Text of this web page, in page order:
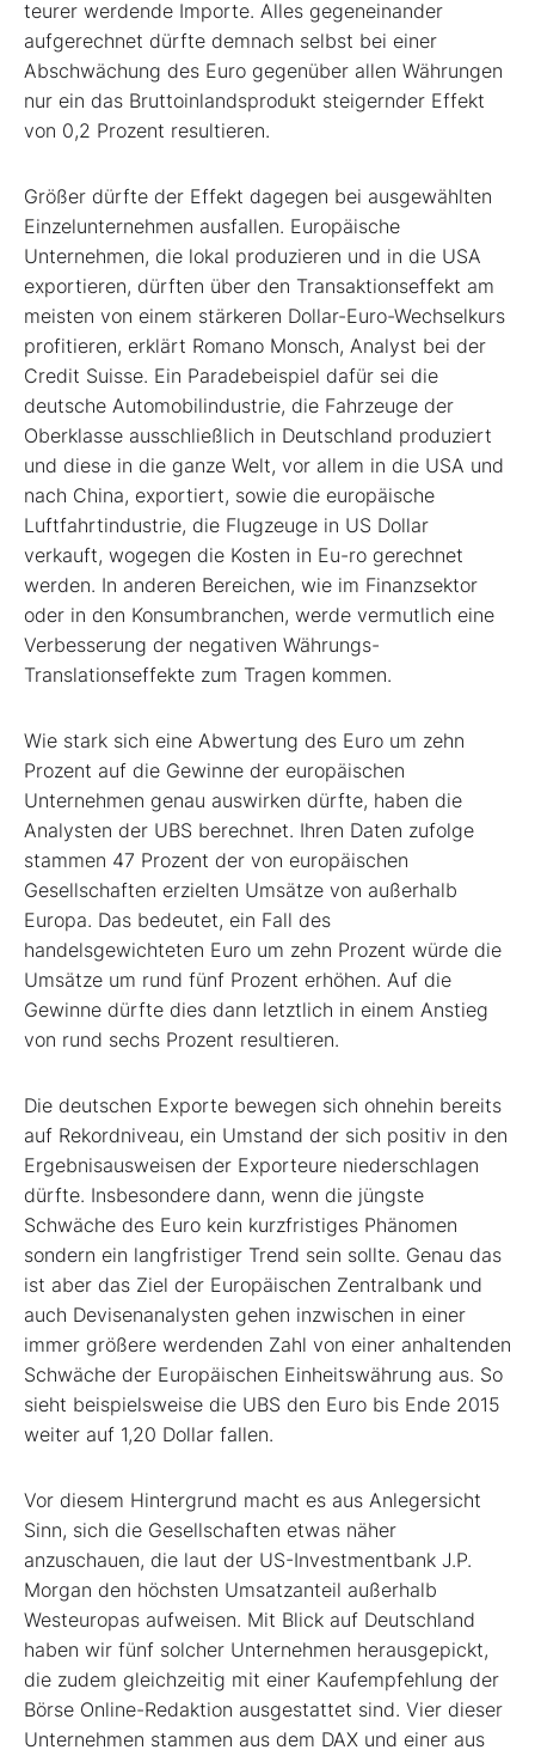
teurer werdende Importe. Alles gegeneinander
aufgerechnet dürfte demnach selbst bei einer
Abschwächung des Euro gegenüber allen Währungen
nur ein das Bruttoinlandsprodukt steigernder Effekt
von 0,2 Prozent resultieren.
Größer dürfte der Effekt dagegen bei ausgewählten
Einzelunternehmen ausfallen. Europäische
Unternehmen, die lokal produzieren und in die USA
exportieren, dürften über den Transaktionseffekt am
meisten von einem stärkeren Dollar-Euro-Wechselkurs
profitieren, erklärt Romano Monsch, Analyst bei der
Credit Suisse. Ein Paradebeispiel dafür sei die
deutsche Automobilindustrie, die Fahrzeuge der
Oberklasse ausschließlich in Deutschland produziert
und diese in die ganze Welt, vor allem in die USA und
nach China, exportiert, sowie die europäische
Luftfahrtindustrie, die Flugzeuge in US Dollar
verkauft, wogegen die Kosten in Eu-ro gerechnet
werden. In anderen Bereichen, wie im Finanzsektor
oder in den Konsumbranchen, werde vermutlich eine
Verbesserung der negativen Währungs-
Translationseffekte zum Tragen kommen.
Wie stark sich eine Abwertung des Euro um zehn
Prozent auf die Gewinne der europäischen
Unternehmen genau auswirken dürfte, haben die
Analysten der UBS berechnet. Ihren Daten zufolge
stammen 47 Prozent der von europäischen
Gesellschaften erzielten Umsätze von außerhalb
Europa. Das bedeutet, ein Fall des
handelsgewichteten Euro um zehn Prozent würde die
Umsätze um rund fünf Prozent erhöhen. Auf die
Gewinne dürfte dies dann letztlich in einem Anstieg
von rund sechs Prozent resultieren.
Die deutschen Exporte bewegen sich ohnehin bereits
auf Rekordniveau, ein Umstand der sich positiv in den
Ergebnisausweisen der Exporteure niederschlagen
dürfte. Insbesondere dann, wenn die jüngste
Schwäche des Euro kein kurzfristiges Phänomen
sondern ein langfristiger Trend sein sollte. Genau das
ist aber das Ziel der Europäischen Zentralbank und
auch Devisenanalysten gehen inzwischen in einer
immer größere werdenden Zahl von einer anhaltenden
Schwäche der Europäischen Einheitswährung aus. So
sieht beispielsweise die UBS den Euro bis Ende 2015
weiter auf 1,20 Dollar fallen.
Vor diesem Hintergrund macht es aus Anlegersicht
Sinn, sich die Gesellschaften etwas näher
anzuschauen, die laut der US-Investmentbank J.P.
Morgan den höchsten Umsatzanteil außerhalb
Westeuropas aufweisen. Mit Blick auf Deutschland
haben wir fünf solcher Unternehmen herausgepickt,
die zudem gleichzeitig mit einer Kaufempfehlung der
Börse Online-Redaktion ausgestattet sind. Vier dieser
Unternehmen stammen aus dem DAX und einer aus